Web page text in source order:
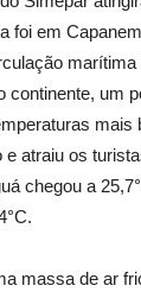
foi em
continente, um
mais
atraiu os
chegou a
massa de ar